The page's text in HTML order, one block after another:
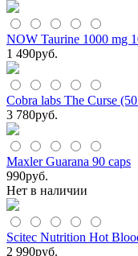
NOW Taurine 1000 mg
1 490руб.
Cobra labs The Curse
3 780руб.
Maxler Guarana 90 caps
990руб.
Нет в наличии
Scitec Nutrition Hot
2 990руб.